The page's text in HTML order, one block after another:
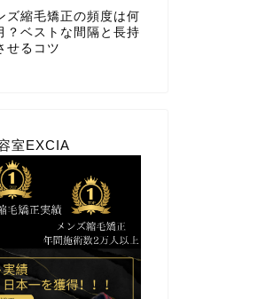
ズ縮毛矯正の頻度は何
？ベストな間隔と長持
せるコツ
室EXCIA